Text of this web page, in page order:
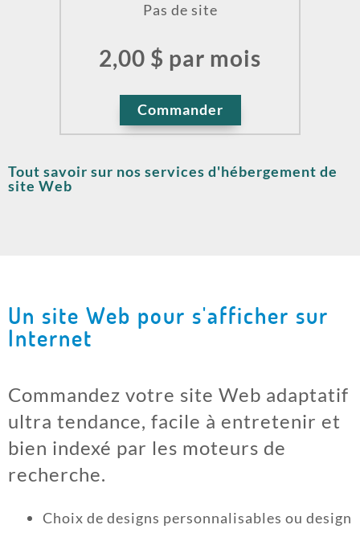
Pas de site
2,00 $ par mois
Commander
Tout savoir sur nos services d'hébergement de
site Web
Un site Web pour s'afficher sur
Internet
Commandez votre site Web adaptatif
ultra tendance, facile à entretenir et
bien indexé par les moteurs de
recherche.
Choix de designs personnalisables ou design